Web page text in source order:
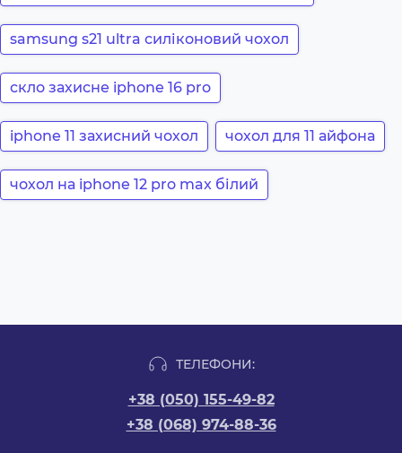
samsung s21 ultra силіконовий чохол
скло захисне iphone 16 pro
iphone 11 захисний чохол чохол для 11 айфона
чохол на iphone 12 pro max білий
ТЕЛЕФОНИ:
+38 (050) 155-49-82
+38 (068) 974-88-36